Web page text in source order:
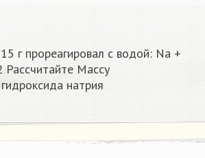
г прореагировал с водой: Na +
Массу
натрия​